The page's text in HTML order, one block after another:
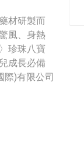
材研製而
風、身熱
珍珠八寶
成長必備
際)有限公司